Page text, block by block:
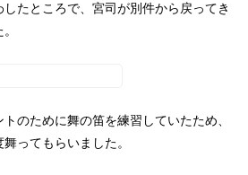
たところで、宮司が別件から戻ってき
のために舞の笛を練習していたため、
ってもらいました。